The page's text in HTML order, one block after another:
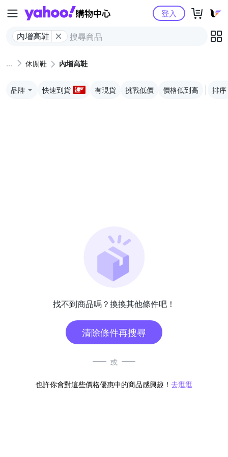
Yahoo購物中心
內增高鞋
登入
休閒鞋 內增高鞋
品牌 快速到貨 有現貨 挑戰低價 價格低到高 排序
找不到商品嗎？換換其他條件吧！
清除條件再搜尋
或
也許你會對這些價格優惠中的商品感興趣！ 去逛逛